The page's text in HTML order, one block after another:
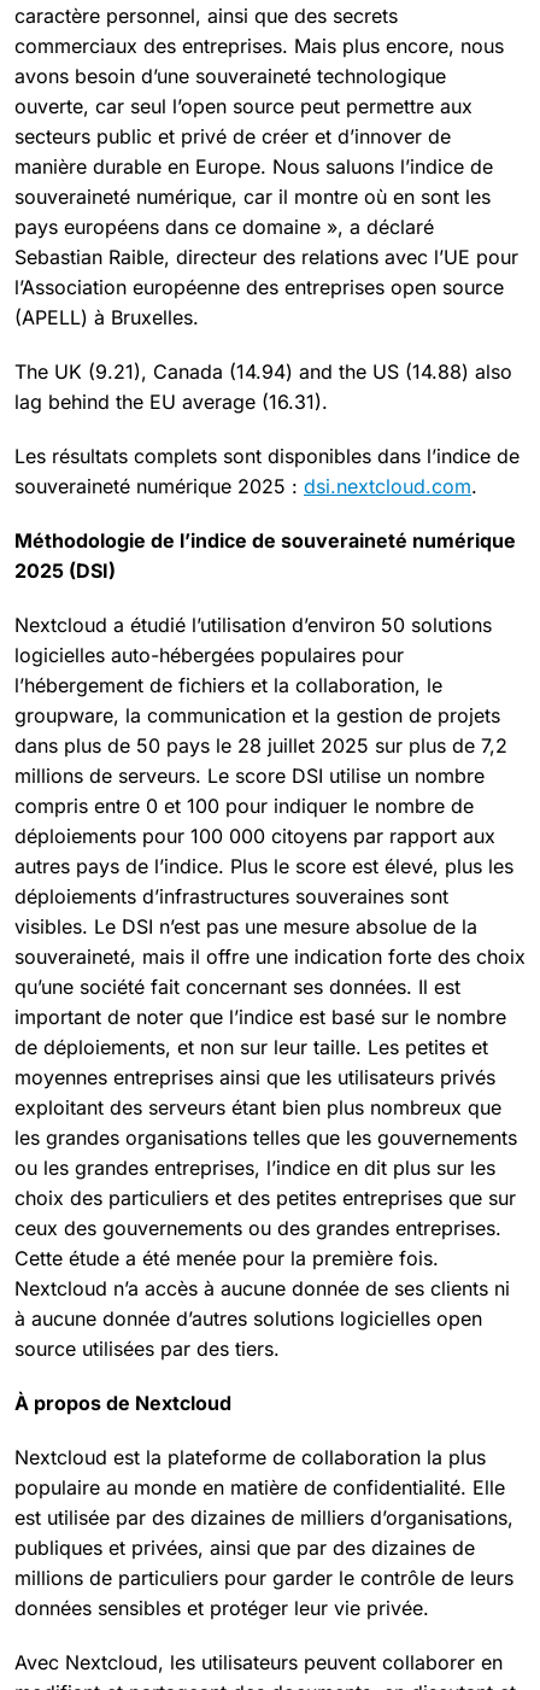
caractère personnel, ainsi que des secrets
commerciaux des entreprises. Mais plus encore, nous
avons besoin d’une souveraineté technologique
ouverte, car seul l’open source peut permettre aux
secteurs public et privé de créer et d’innover de
manière durable en Europe. Nous saluons l’indice de
souveraineté numérique, car il montre où en sont les
pays européens dans ce domaine », a déclaré
Sebastian Raible, directeur des relations avec l’UE pour
l’Association européenne des entreprises open source
(APELL) à Bruxelles.
The UK (9.21), Canada (14.94) and the US (14.88) also
lag behind the EU average (16.31).
Les résultats complets sont disponibles dans l’indice de
souveraineté numérique 2025 : dsi.nextcloud.com.
Méthodologie de l’indice de souveraineté numérique
2025 (DSI)
Nextcloud a étudié l’utilisation d’environ 50 solutions
logicielles auto-hébergées populaires pour
l’hébergement de fichiers et la collaboration, le
groupware, la communication et la gestion de projets
dans plus de 50 pays le 28 juillet 2025 sur plus de 7,2
millions de serveurs. Le score DSI utilise un nombre
compris entre 0 et 100 pour indiquer le nombre de
déploiements pour 100 000 citoyens par rapport aux
autres pays de l’indice. Plus le score est élevé, plus les
déploiements d’infrastructures souveraines sont
visibles. Le DSI n’est pas une mesure absolue de la
souveraineté, mais il offre une indication forte des choix
qu’une société fait concernant ses données. Il est
important de noter que l’indice est basé sur le nombre
de déploiements, et non sur leur taille. Les petites et
moyennes entreprises ainsi que les utilisateurs privés
exploitant des serveurs étant bien plus nombreux que
les grandes organisations telles que les gouvernements
ou les grandes entreprises, l’indice en dit plus sur les
choix des particuliers et des petites entreprises que sur
ceux des gouvernements ou des grandes entreprises.
Cette étude a été menée pour la première fois.
Nextcloud n’a accès à aucune donnée de ses clients ni
à aucune donnée d’autres solutions logicielles open
source utilisées par des tiers.
À propos de Nextcloud
Nextcloud est la plateforme de collaboration la plus
populaire au monde en matière de confidentialité. Elle
est utilisée par des dizaines de milliers d’organisations,
publiques et privées, ainsi que par des dizaines de
millions de particuliers pour garder le contrôle de leurs
données sensibles et protéger leur vie privée.
Avec Nextcloud, les utilisateurs peuvent collaborer en